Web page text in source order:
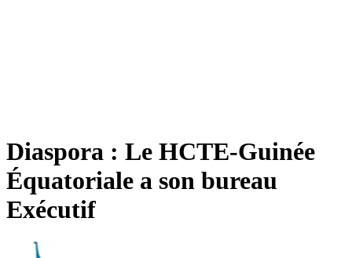
Diaspora : Le HCTE-Guinée
Équatoriale a son bureau
Exécutif